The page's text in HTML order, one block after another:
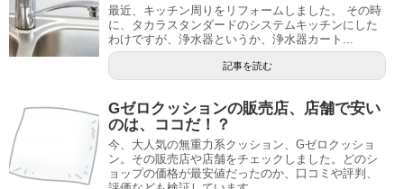
最近、キッチン周りをリフォームしました。 その時
に、タカラスタンダードのシステムキッチンにした
わけですが、浄水器というか、浄水器カート...
記事を読む
Gゼロクッションの販売店、店舗で安い
のは、ココだ！？
今、大人気の無重力系クッション、Gゼロクッショ
ン。その販売店や店舗をチェックしました。どのシ
ョップの価格が最安値だったのか、口コミや評判、